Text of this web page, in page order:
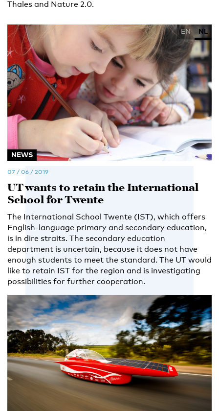
Thales and Nature 2.0.
EN NL
NEWS
07 / 06 / 2019
UT wants to retain the International
School for Twente
The International School Twente (IST), which offers
English-language primary and secondary education,
is in dire straits. The secondary education
department is uncertain, because it does not have
enough students to meet the standard. The UT would
like to retain IST for the region and is investigating
possibilities for further cooperation.